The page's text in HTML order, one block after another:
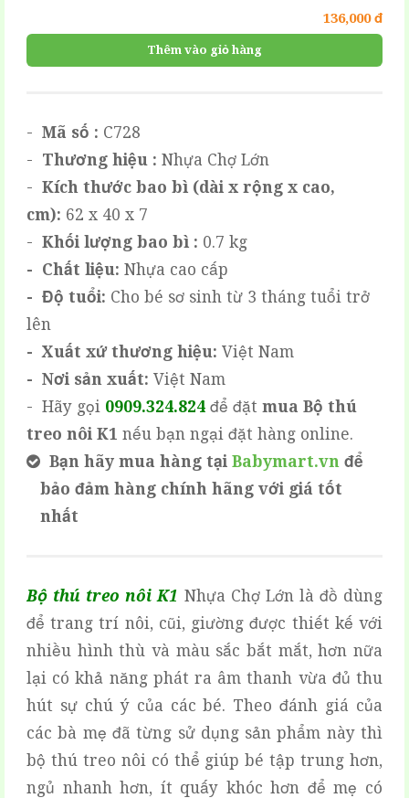
136,000 đ
Thêm vào giỏ hàng
- Mã số : C728
- Thương hiệu : Nhựa Chợ Lớn
- Kích thước bao bì (dài x rộng x cao,
cm): 62 x 40 x 7
- Khối lượng bao bì : 0.7 kg
- Chất liệu: Nhựa cao cấp
- Độ tuổi: Cho bé sơ sinh từ 3 tháng tuổi trở
lên
- Xuất xứ thương hiệu: Việt Nam
- Nơi sản xuất: Việt Nam
- Hãy gọi 0909.324.824 để đặt mua Bộ thú
treo nôi K1 nếu bạn ngại đặt hàng online.
Bạn hãy mua hàng tại Babymart.vn để
bảo đảm hàng chính hãng với giá tốt
nhất
Bộ thú treo nôi K1 Nhựa Chợ Lớn là đồ dùng
để trang trí nôi, cũi, giường được thiết kế với
nhiều hình thù và màu sắc bắt mắt, hơn nữa
lại có khả năng phát ra âm thanh vừa đủ thu
hút sự chú ý của các bé. Theo đánh giá của
các bà mẹ đã từng sử dụng sản phẩm này thì
bộ thú treo nôi có thể giúp bé tập trung hơn,
ngủ nhanh hơn, ít quấy khóc hơn để mẹ có